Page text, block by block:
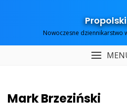
Nowoczesne dziennikarstwo
Mark Brzeziński